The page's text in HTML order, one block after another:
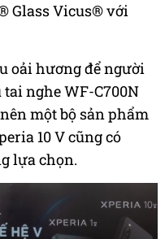
Glass Vicus® với
oải hương để người
nghe WF-C700N
một bộ sản phẩm
10 V cũng có
lựa chọn.